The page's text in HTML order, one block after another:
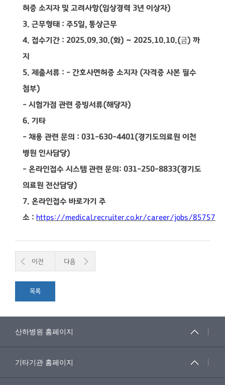
허증 소지자 및 고려사항(임상경력 3년 이상자)
3. 근무형태 : 주5일, 통상근무
4. 접수기간 : 2025.09.30.(화) ~ 2025.10.10.(금) 까
지
5. 제출서류 : - 간호사면허증 소지자 (자격증 사본 필수
첨부)
- 시험가점 관련 증빙서류(해당자)
6. 기타
- 채용 관련 문의 : 031-630-4401(경기도의료원 이천
병원 인사담당)
- 온라인접수 시스템 관련 문의 : 031-250-8833(경기도
의료원 전산담당)
7. 온라인접수 바로가기 주
소 : https://medical.recruiter.co.kr/career/jobs/85757
이전 다음
목록